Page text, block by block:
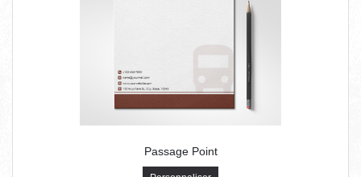
Passage Point